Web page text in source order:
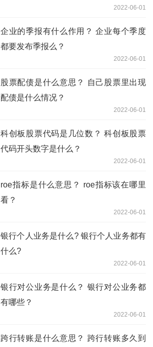
2022-06-01
企业的季报有什么作用？ 企业每个季度
都要发布季报么？
2022-06-01
股票配债是什么意思？ 自己股票里出现
配债是什么情况？
2022-06-01
科创板股票代码是几位数？ 科创板股票
代码开头数字是什么？
2022-06-01
roe指标是什么意思？ roe指标该在哪里
看？
2022-06-01
银行个人业务是什么? 银行个人业务都有
什么?
2022-06-01
银行对公业务是什么？ 银行对公业务都
有哪些？
2022-06-01
跨行转账是什么意思？ 跨行转账多久到